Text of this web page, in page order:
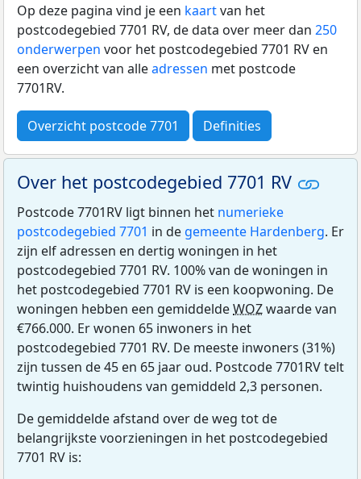
Op deze pagina vind je een kaartvan het
postcodegebied 7701 RV, de data over meer dan 250
onderwerpen voor het postcodegebied 7701 RV en
een overzicht van alleadressen met postcode
7701RV.
Overzicht postcode 7701 Definities
Over het postcodegebied 7701 RV
Postcode 7701RV ligt binnen het numerieke
postcodegebied 7701 in de gemeente Hardenberg. Er
zijn elf adressen en dertig woningen in het
postcodegebied 7701 RV. 100% van de woningen in
het postcodegebied 7701 RV is een koopwoning. De
woningen hebben een gemiddeldeWOZwaarde van
€766.000. Er wonen 65 inwoners in het
postcodegebied 7701 RV. De meeste inwoners (31%)
zijn tussen de 45 en 65 jaar oud. Postcode 7701RV telt
twintig huishoudens van gemiddeld 2,3 personen.
De gemiddelde afstand over de weg tot de
belangrijkste voorzieningen in het postcodegebied
7701 RV is: